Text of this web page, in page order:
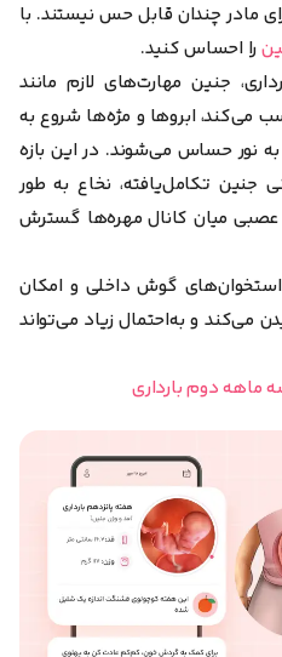
مادر چندان قابل حس‌ نیستند. با
را احساس کنید.
جنین مهارت‌های لازم مانند
می‌کند، ابروها و مژه‌ها شروع به
نور حساس می‌شوند. در این بازه
جنین تکامل‌یافته، نخاع به طور
میان کانال مهره‌ها گسترش
استخوان‌های گوش داخلی و امکان
می‌کند و به‌احتمال زیاد می‌تواند
ماهه دوم بارداری